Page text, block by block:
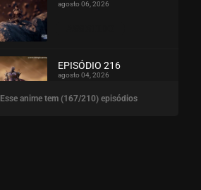
agosto 06, 2026
ASSISTIDO
EPISÓDIO 216
agosto 04, 2026
Esse anime tem (167/210) episódios